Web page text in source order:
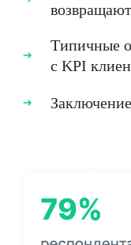
Типичные
с KPI
Заключение